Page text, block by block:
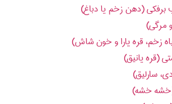
مرگی)
زخم، قره یارا و خون شاش)
(قره یانیق)
سارلیق)
(خشه خشه)